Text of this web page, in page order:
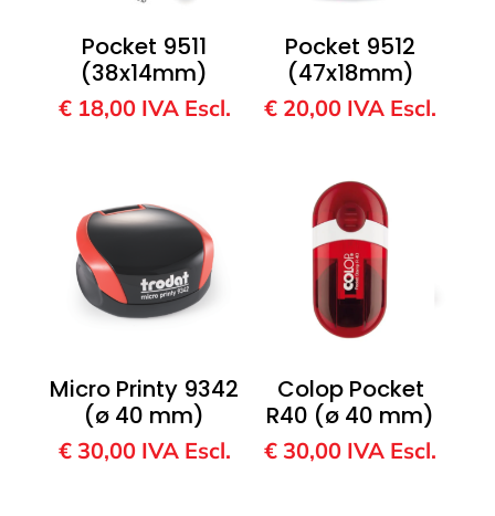
Pocket 9511
(38x14mm)
€18,00 IVA Escl.
Pocket 9512
(47x18mm)
€ 20,00 IVA Escl.
Micro Printy 9342
(ø 40 mm)
€30,00 IVA Escl.
Colop Pocket
R40 (ø 40 mm)
€ 30,00 IVA Escl.